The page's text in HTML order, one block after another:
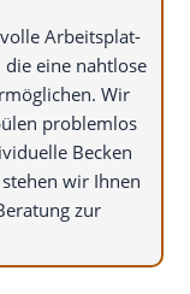
Arbeits­plat­
eine naht­lo­se
Wir
pro­blem­los
Becken
wir Ihnen
zur